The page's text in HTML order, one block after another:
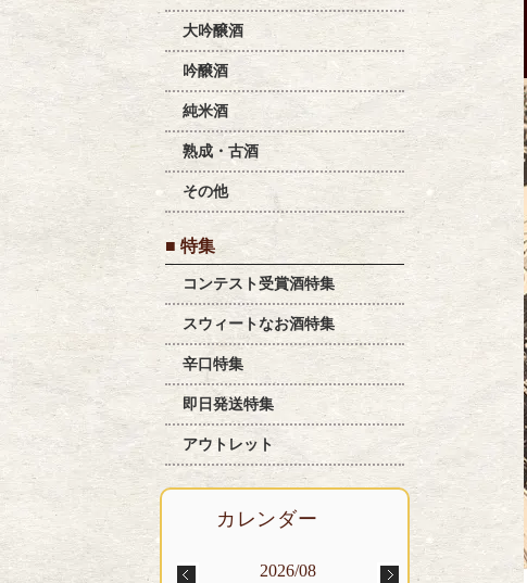
大吟醸酒
吟醸酒
純米酒
熟成・古酒
その他
■ 特集
コンテスト受賞酒特集
スウィートなお酒特集
辛口特集
即日発送特集
アウトレット
2026/08